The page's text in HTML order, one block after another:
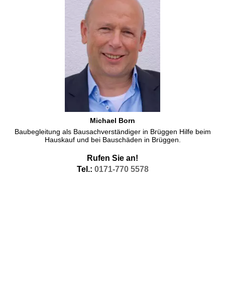
Michael Born
Baubegleitung als Bausachverständiger in Brüggen Hilfe beim
Hauskauf und bei Bauschäden in Brüggen.
Rufen Sie an!
Tel.: 0171-770 5578